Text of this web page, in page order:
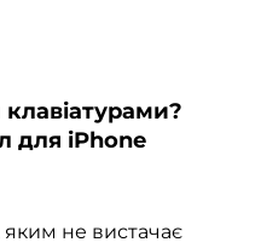
для iPhone
не вистачає